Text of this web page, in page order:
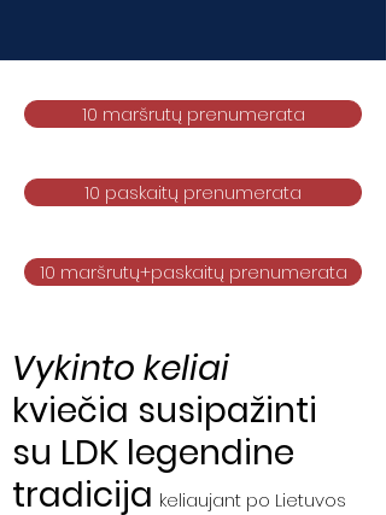
10 maršrutų prenumerata
10 paskaitų prenumerata
10 maršrutų+paskaitų prenumerata
Vykinto keliai
kviečia susipažinti
su LDK legendine
tradicija keliaujant po Lietuvos